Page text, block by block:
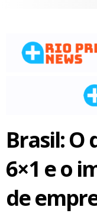
Brasil: O
6×1 e o
de